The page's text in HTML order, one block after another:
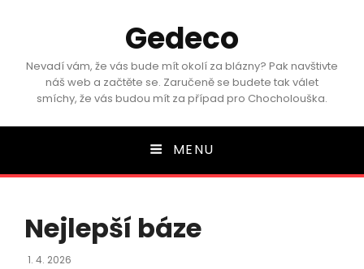
Gedeco
Nevadí vám, že vás bude mít okolí za blázny? Pak navštivte
náš web a začtěte se. Zaručeně se budete tak válet
smíchy, že vás budou mít za případ pro Chocholouška.
MENU
Nejlepší báze
Posted
1. 4. 2026